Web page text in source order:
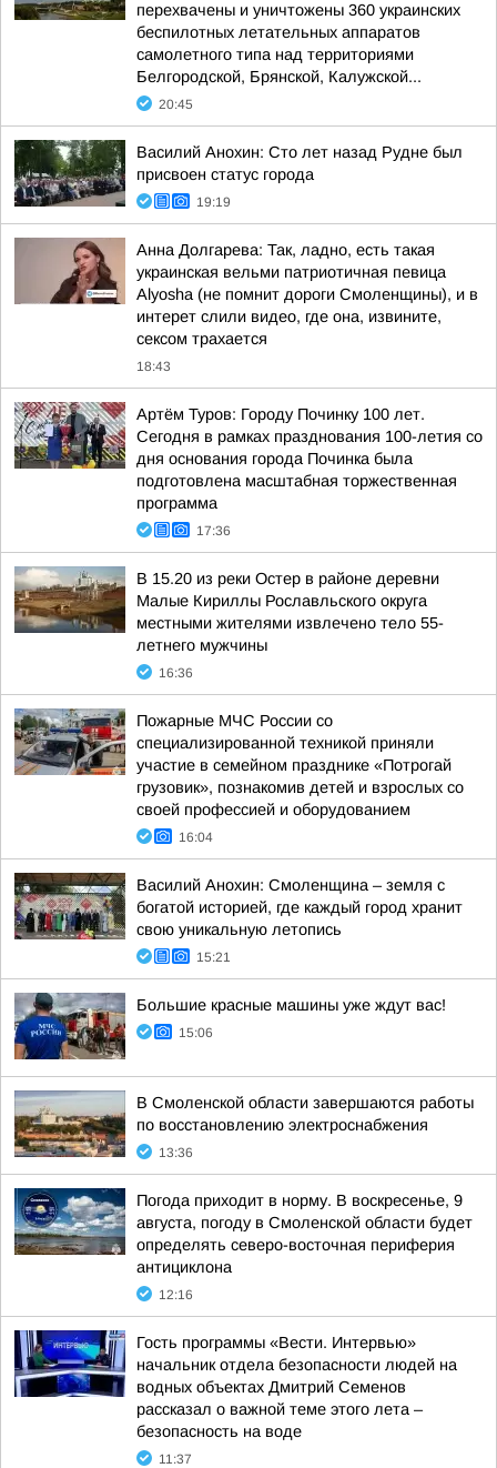
перехвачены и уничтожены 360 украинских
беспилотных летательных аппаратов
самолетного типа над территориями
Белгородской, Брянской, Калужской...
20:45
Василий Анохин: Сто лет назад Рудне был
присвоен статус города
19:19
Анна Долгарева: Так, ладно, есть такая
украинская вельми патриотичная певица
Alyosha (не помнит дороги Смоленщины), и в
интерет слили видео, где она, извините,
сексом трахается
18:43
Артём Туров: Городу Починку 100 лет.
Сегодня в рамках празднования 100-летия со
дня основания города Починка была
подготовлена масштабная торжественная
программа
17:36
В 15.20 из реки Остер в районе деревни
Малые Кириллы Рославльского округа
местными жителями извлечено тело 55-
летнего мужчины
16:36
Пожарные МЧС России со
специализированной техникой приняли
участие в семейном празднике «Потрогай
грузовик», познакомив детей и взрослых со
своей профессией и оборудованием
16:04
Василий Анохин: Смоленщина – земля с
богатой историей, где каждый город хранит
свою уникальную летопись
15:21
Большие красные машины уже ждут вас!
15:06
В Смоленской области завершаются работы
по восстановлению электроснабжения
13:36
Погода приходит в норму. В воскресенье, 9
августа, погоду в Смоленской области будет
определять северо-восточная периферия
антициклона
12:16
Гость программы «Вести. Интервью»
начальник отдела безопасности людей на
водных объектах Дмитрий Семенов
рассказал о важной теме этого лета –
безопасность на воде
11:37